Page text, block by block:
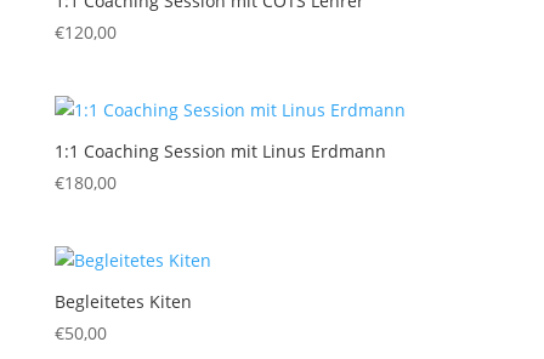
€120,00
1:1 Coaching Session mit Linus Erdmann
€180,00
Begleitetes Kiten
€50,00